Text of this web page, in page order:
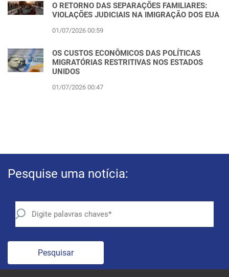
O RETORNO DAS SEPARAÇÕES FAMILIARES:
VIOLAÇÕES JUDICIAIS NA IMIGRAÇÃO DOS EUA
01/07/2026 00:59
OS CUSTOS ECONÔMICOS DAS POLÍTICAS
MIGRATÓRIAS RESTRITIVAS NOS ESTADOS
UNIDOS
01/07/2026 00:47
Pesquise uma notícia:
Pesquisar